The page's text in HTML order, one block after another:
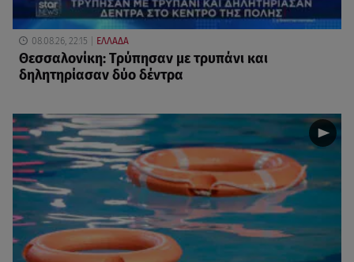
08.08.26, 22:15 ΕΛΛΑΔΑ
Θεσσαλονίκη: Τρύπησαν με τρυπάνι και
δηλητηρίασαν δύο δέντρα